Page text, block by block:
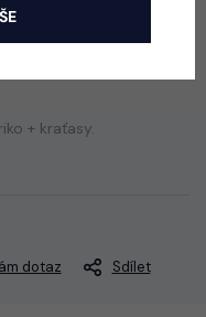
správnou velikost?
+ kraťasy.
dotaz Sdílet